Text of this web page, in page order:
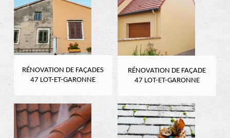
RÉNOVATION DE FAÇADES
47 LOT-ET-GARONNE
RÉNOVATION DE FAÇADE
47 LOT-ET-GARONNE